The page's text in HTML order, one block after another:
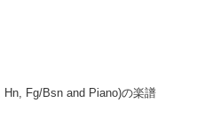
Fg/Bsn and Piano)の楽譜